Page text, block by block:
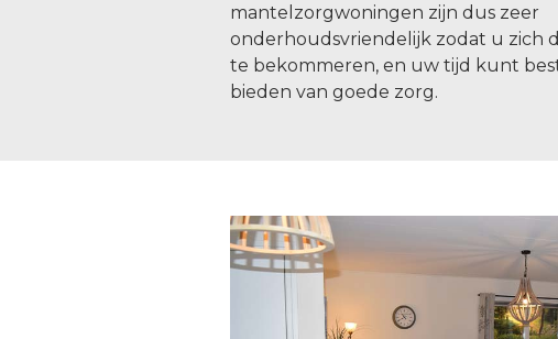
mantelzorgwoningen zijn dus zeer
onderhoudsvriendelijk zodat u zich
te bekommeren, en uw tijd kunt
bieden van goede zorg.